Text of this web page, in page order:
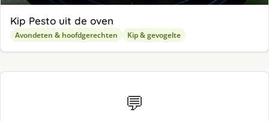
Kip Pesto uit de oven
Avondeten & hoofdgerechten Kip & gevogelte
💬